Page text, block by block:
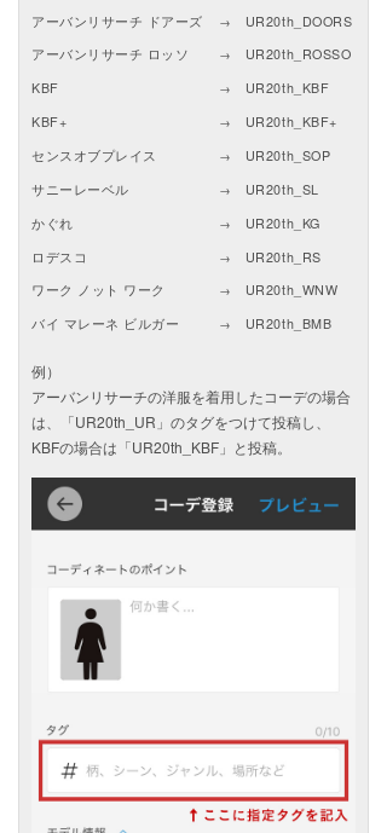
アーバンリサーチ ドアーズ
→
UR20th_DOORS
アーバンリサーチ ロッソ
→
UR20th_ROSSO
KBF
→
UR20th_KBF
KBF+
→
UR20th_KBF+
センスオブプレイス
→
UR20th_SOP
サニーレーベル
→
UR20th_SL
かぐれ
→
UR20th_KG
ロデスコ
→
UR20th_RS
ワーク ノット ワーク
→
UR20th_WNW
バイ マレーネ ビルガー
→ UR20th_BMB
例）
アーバンリサーチの洋服を着用したコーデの場合
は、「UR20th_UR」のタグをつけて投稿し、
KBFの場合は「UR20th_KBF」と投稿。